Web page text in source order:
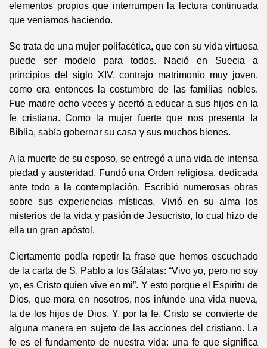
elementos propios que interrumpen la lectura continuada
que veníamos haciendo.
Se trata de una mujer polifacética, que con su vida virtuosa
puede ser modelo para todos. Nació en Suecia a
principios del siglo XIV, contrajo matrimonio muy joven,
como era entonces la costumbre de las familias nobles.
Fue madre ocho veces y acertó a educar a sus hijos en la
fe cristiana. Como la mujer fuerte que nos presenta la
Biblia, sabía gobernar su casa y sus muchos bienes.
A la muerte de su esposo, se entregó a una vida de intensa
piedad y austeridad. Fundó una Orden religiosa, dedicada
ante todo a la contemplación. Escribió numerosas obras
sobre sus experiencias místicas. Vivió en su alma los
misterios de la vida y pasión de Jesucristo, lo cual hizo de
ella un gran apóstol.
Ciertamente podía repetir la frase que hemos escuchado
de la carta de S. Pablo a los Gálatas: “Vivo yo, pero no soy
yo, es Cristo quien vive en mi”. Y esto porque el Espíritu de
Dios, que mora en nosotros, nos infunde una vida nueva,
la de los hijos de Dios. Y, por la fe, Cristo se convierte de
alguna manera en sujeto de las acciones del cristiano. La
fe es el fundamento de nuestra vida: una fe que significa